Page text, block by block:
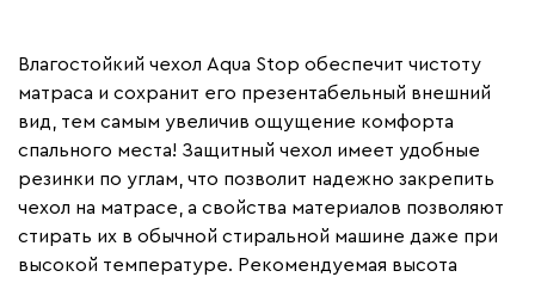
Влагостойкий чехол Aqua Stop обеспечит чистоту
матраса и сохранит его презентабельный внешний
вид, тем самым увеличив ощущение комфорта
спального места! Защитный чехол имеет удобные
резинки по углам, что позволит надежно закрепить
чехол на матрасе, а свойства материалов позволяют
стирать их в обычной стиральной машине даже при
высокой температуре. Рекомендуемая высота